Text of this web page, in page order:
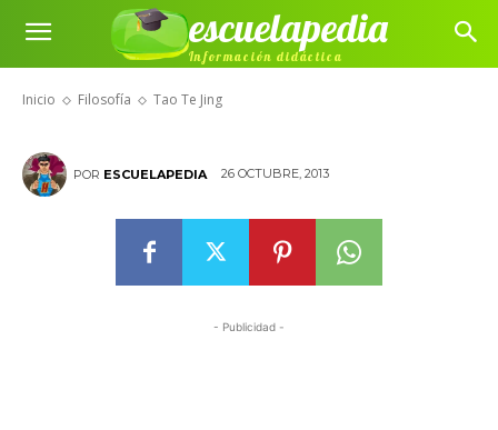
escuelapedia
Información didáctica
Inicio Filosofía Tao Te Jing
Tao Te Jing
POR ESCUELAPEDIA 26 OCTUBRE, 2013
- Publicidad -